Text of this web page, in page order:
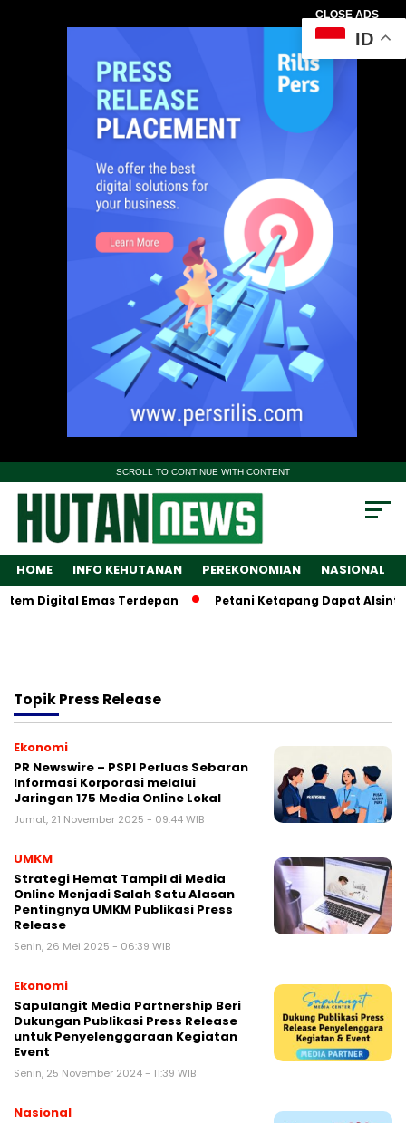
CLOSE ADS
SCROLL TO CONTINUE WITH CONTENT
HOME INFO KEHUTANAN PEREKONOMIAN NASIONAL
Digital Emas Terdepan Petani Ketapang Dapat
TopikPress Release
Ekonomi
PR Newswire – PSPI Perluas Sebaran
Informasi Korporasi melalui
Jaringan 175 Media Online Lokal
Jumat, 21 November 2025 - 09:44 WIB
UMKM
Strategi Hemat Tampil di Media
Online Menjadi Salah Satu Alasan
Pentingnya UMKM Publikasi Press
Release
Senin, 26 Mei 2025 - 06:39 WIB
Ekonomi
Sapulangit Media Partnership Beri
Dukungan Publikasi Press Release
untuk Penyelenggaraan Kegiatan
Event
Senin, 25 November 2024 - 11:39 WIB
Nasional
ID